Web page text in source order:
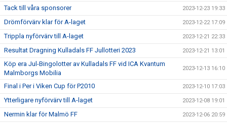
Tack till våra sponsorer 2023-12-23 19:33
Drömförvärv klar för A-laget 2023-12-22 17:09
Trippla nyförvärv till A-laget 2023-12-21 22:33
Resultat Dragning Kulladals FF Jullotteri 2023 2023-12-21 13:01
Köp era Jul-Bingolotter av Kulladals FF vid ICA Kvantum
Malmborgs Mobilia
2023-12-13 16:10
Final i Per i Viken Cup för P2010 2023-12-10 17:03
Ytterligare nyförvärv till A-laget 2023-12-08 19:01
Nermin klar för Malmö FF 2023-12-06 20:59